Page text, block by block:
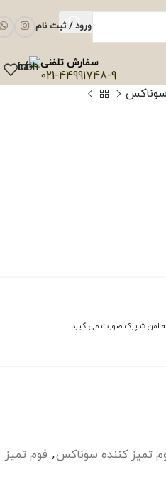
ورود / ثبت نام
سفارش تلفنی
021-44991748-9
سوناکس
امن شاپرک صورت می گیرد
تمیز کننده سوناکس, فوم تمیز